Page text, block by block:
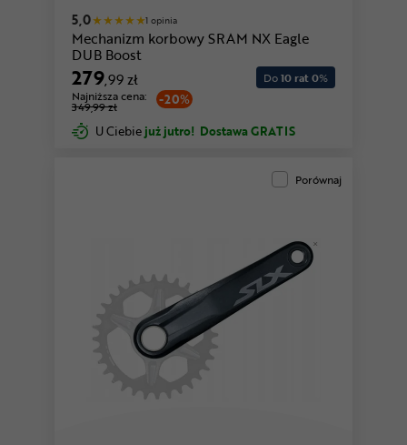
5,0 1 opinia
Mechanizm korbowy SRAM NX Eagle
DUB Boost
279,99 zł
-20%
Najniższa cena:
349,99 zł
Do10 rat 0%
U Ciebie już jutro! Dostawa GRATIS
Porównaj